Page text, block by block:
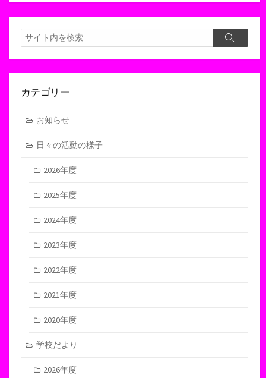
検
索
検
カテゴリー
お知らせ
日々の活動の様子
2026年度
2025年度
2024年度
2023年度
2022年度
2021年度
2020年度
学校だより
2026年度